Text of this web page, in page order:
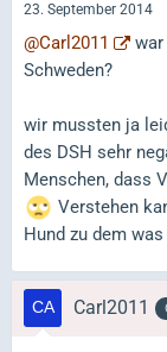
23. September 2014
@Carl2011
Schweden?
wir mussten ja
des DSH sehr
Menschen, dass
Verstehen
Hund zu dem
Carl2011